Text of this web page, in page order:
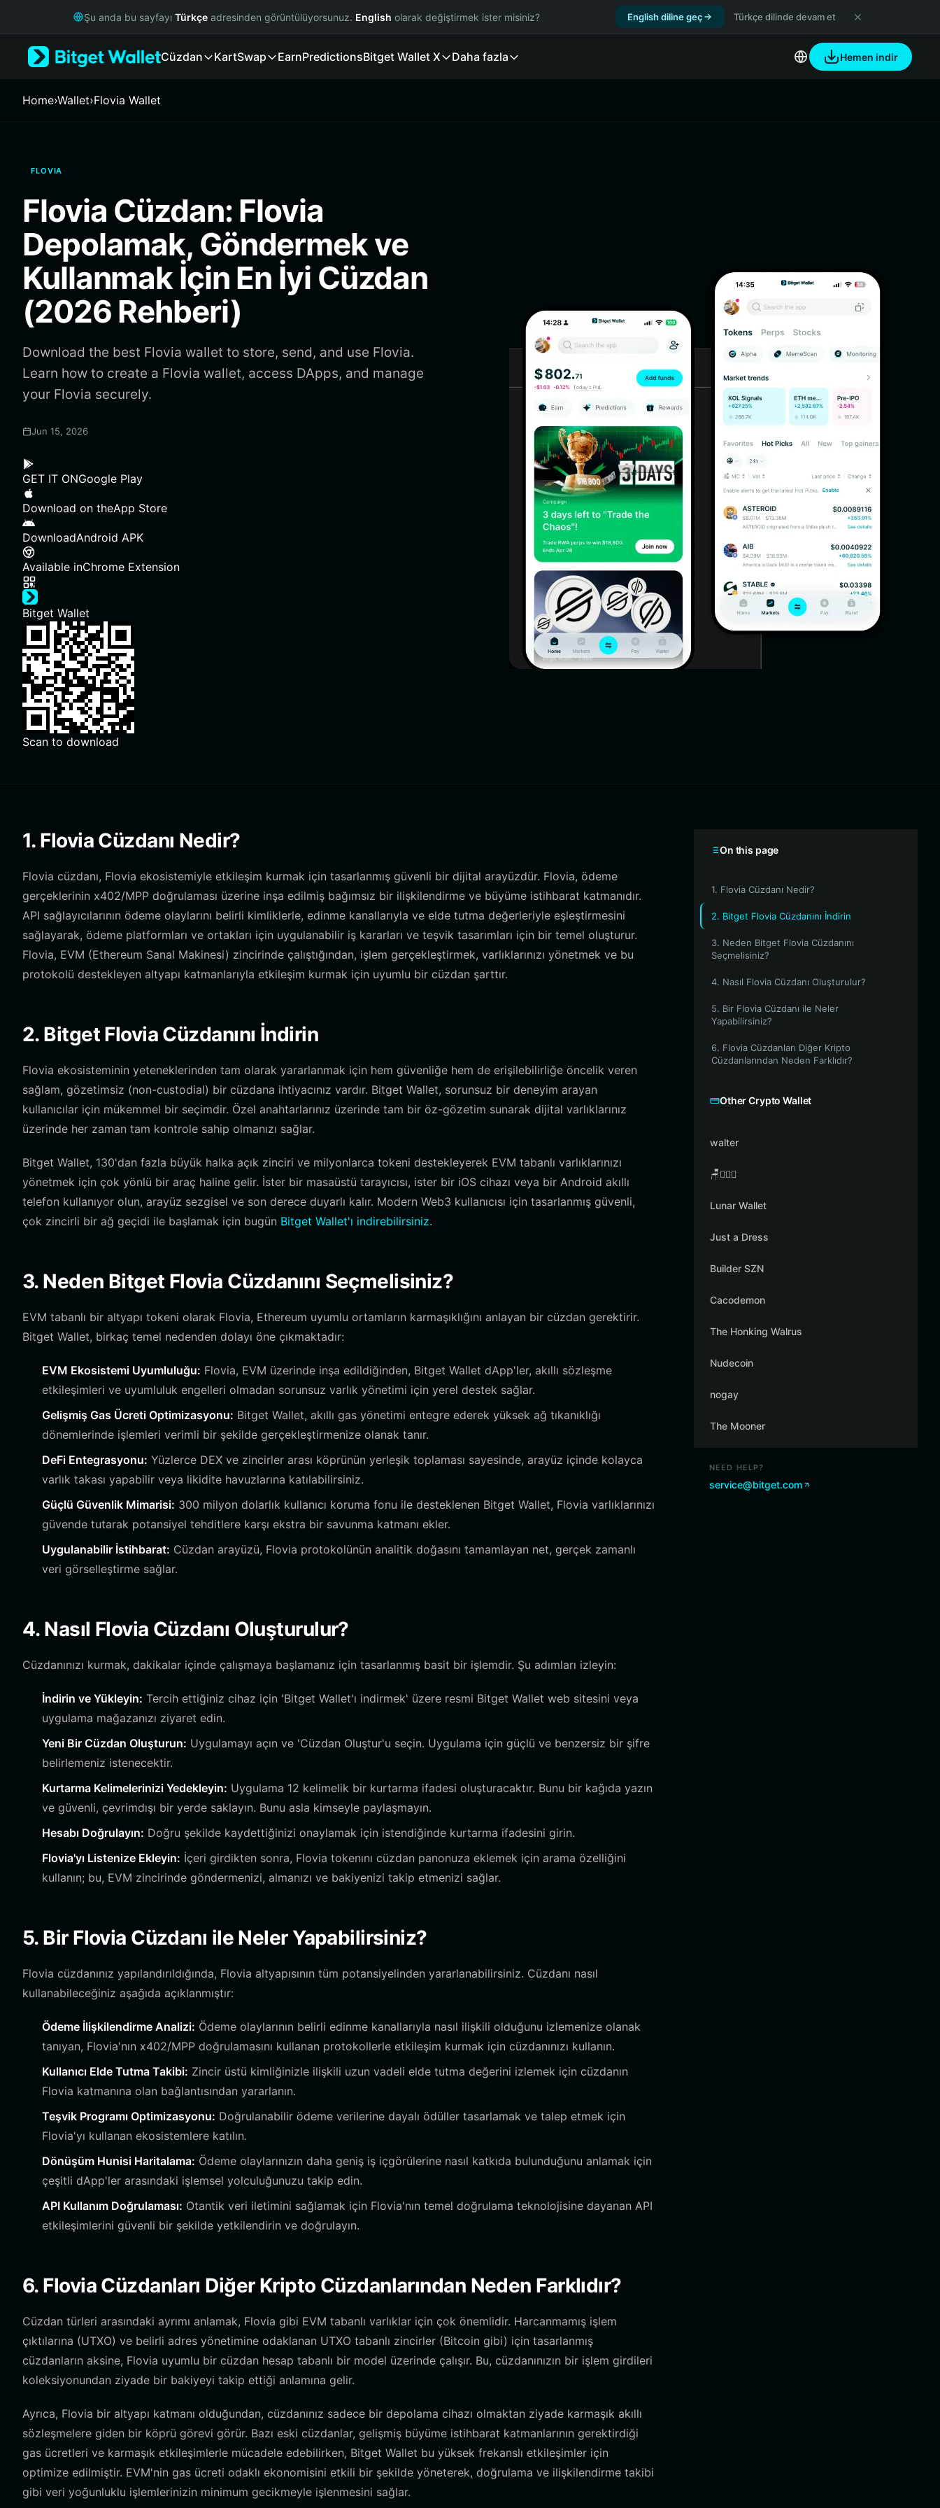
Русский
Italiano
繁體中文
Bahasa Indonesia
ภาษาไทย
Español
Português (Brasil)
Español (Argentina)
Şu anda bu sayfayı Türkçe adresinden görüntülüyorsunuz. English olarak değiştirmek ister misiniz? English diline geç Türkçe dilinde devam et
Cüzdan KartSwap EarnPredictionsBitget Wallet X Daha fazla Hemen indir
Home›Wallet›Flovia Wallet
FLOVIA
Flovia Cüzdan: Flovia
Depolamak, Göndermek ve
Kullanmak İçin En İyi Cüzdan
(2026 Rehberi)
Download the best Flovia wallet to store, send, and use Flovia.
Learn how to create a Flovia wallet, access DApps, and manage
your Flovia securely.
Jun 15, 2026
GET IT ONGoogle Play
Download on theApp Store
DownloadAndroid APK
Available inChrome Extension
Bitget Wallet
Scan to download
1. Flovia Cüzdanı Nedir?
Flovia cüzdanı, Flovia ekosistemiyle etkileşim kurmak için tasarlanmış güvenli bir dijital arayüzdür. Flovia, ödeme
gerçeklerinin x402/MPP doğrulaması üzerine inşa edilmiş bağımsız bir ilişkilendirme ve büyüme istihbarat katmanıdır.
API sağlayıcılarının ödeme olaylarını belirli kimliklerle, edinme kanallarıyla ve elde tutma değerleriyle eşleştirmesini
sağlayarak, ödeme platformları ve ortakları için uygulanabilir iş kararları ve teşvik tasarımları için bir temel oluşturur.
Flovia, EVM (Ethereum Sanal Makinesi) zincirinde çalıştığından, işlem gerçekleştirmek, varlıklarınızı yönetmek ve bu
protokolü destekleyen altyapı katmanlarıyla etkileşim kurmak için uyumlu bir cüzdan şarttır.
2. Bitget Flovia Cüzdanını İndirin
Flovia ekosisteminin yeteneklerinden tam olarak yararlanmak için hem güvenliğe hem de erişilebilirliğe öncelik veren
sağlam, gözetimsiz (non-custodial) bir cüzdana ihtiyacınız vardır. Bitget Wallet, sorunsuz bir deneyim arayan
kullanıcılar için mükemmel bir seçimdir. Özel anahtarlarınız üzerinde tam bir öz-gözetim sunarak dijital varlıklarınız
üzerinde her zaman tam kontrole sahip olmanızı sağlar.
Bitget Wallet, 130'dan fazla büyük halka açık zinciri ve milyonlarca tokeni destekleyerek EVM tabanlı varlıklarınızı
yönetmek için çok yönlü bir araç haline gelir. İster bir masaüstü tarayıcısı, ister bir iOS cihazı veya bir Android akıllı
telefon kullanıyor olun, arayüz sezgisel ve son derece duyarlı kalır. Modern Web3 kullanıcısı için tasarlanmış güvenli,
çok zincirli bir ağ geçidi ile başlamak için bugün Bitget Wallet'ı indirebilirsiniz.
3. Neden Bitget Flovia Cüzdanını Seçmelisiniz?
EVM tabanlı bir altyapı tokeni olarak Flovia, Ethereum uyumlu ortamların karmaşıklığını anlayan bir cüzdan gerektirir.
Bitget Wallet, birkaç temel nedenden dolayı öne çıkmaktadır:
EVM Ekosistemi Uyumluluğu: Flovia, EVM üzerinde inşa edildiğinden, Bitget Wallet dApp'ler, akıllı sözleşme
etkileşimleri ve uyumluluk engelleri olmadan sorunsuz varlık yönetimi için yerel destek sağlar.
Gelişmiş Gas Ücreti Optimizasyonu: Bitget Wallet, akıllı gas yönetimi entegre ederek yüksek ağ tıkanıklığı
dönemlerinde işlemleri verimli bir şekilde gerçekleştirmenize olanak tanır.
DeFi Entegrasyonu: Yüzlerce DEX ve zincirler arası köprünün yerleşik toplaması sayesinde, arayüz içinde kolayca
varlık takası yapabilir veya likidite havuzlarına katılabilirsiniz.
Güçlü Güvenlik Mimarisi: 300 milyon dolarlık kullanıcı koruma fonu ile desteklenen Bitget Wallet, Flovia varlıklarınızı
güvende tutarak potansiyel tehditlere karşı ekstra bir savunma katmanı ekler.
Uygulanabilir İstihbarat: Cüzdan arayüzü, Flovia protokolünün analitik doğasını tamamlayan net, gerçek zamanlı
veri görselleştirme sağlar.
4. Nasıl Flovia Cüzdanı Oluşturulur?
Cüzdanınızı kurmak, dakikalar içinde çalışmaya başlamanız için tasarlanmış basit bir işlemdir. Şu adımları izleyin:
İndirin ve Yükleyin: Tercih ettiğiniz cihaz için 'Bitget Wallet'ı indirmek' üzere resmi Bitget Wallet web sitesini veya
uygulama mağazanızı ziyaret edin.
Yeni Bir Cüzdan Oluşturun: Uygulamayı açın ve 'Cüzdan Oluştur'u seçin. Uygulama için güçlü ve benzersiz bir şifre
belirlemeniz istenecektir.
Kurtarma Kelimelerinizi Yedekleyin: Uygulama 12 kelimelik bir kurtarma ifadesi oluşturacaktır. Bunu bir kağıda yazın
ve güvenli, çevrimdışı bir yerde saklayın. Bunu asla kimseyle paylaşmayın.
Hesabı Doğrulayın: Doğru şekilde kaydettiğinizi onaylamak için istendiğinde kurtarma ifadesini girin.
Flovia'yı Listenize Ekleyin: İçeri girdikten sonra, Flovia tokenını cüzdan panonuza eklemek için arama özelliğini
kullanın; bu, EVM zincirinde göndermenizi, almanızı ve bakiyenizi takip etmenizi sağlar.
5. Bir Flovia Cüzdanı ile Neler Yapabilirsiniz?
Flovia cüzdanınız yapılandırıldığında, Flovia altyapısının tüm potansiyelinden yararlanabilirsiniz. Cüzdanı nasıl
kullanabileceğiniz aşağıda açıklanmıştır:
Ödeme İlişkilendirme Analizi: Ödeme olaylarının belirli edinme kanallarıyla nasıl ilişkili olduğunu izlemenize olanak
tanıyan, Flovia'nın x402/MPP doğrulamasını kullanan protokollerle etkileşim kurmak için cüzdanınızı kullanın.
Kullanıcı Elde Tutma Takibi: Zincir üstü kimliğinizle ilişkili uzun vadeli elde tutma değerini izlemek için cüzdanın
Flovia katmanına olan bağlantısından yararlanın.
Teşvik Programı Optimizasyonu: Doğrulanabilir ödeme verilerine dayalı ödüller tasarlamak ve talep etmek için
Flovia'yı kullanan ekosistemlere katılın.
Dönüşüm Hunisi Haritalama: Ödeme olaylarınızın daha geniş iş içgörülerine nasıl katkıda bulunduğunu anlamak için
çeşitli dApp'ler arasındaki işlemsel yolculuğunuzu takip edin.
API Kullanım Doğrulaması: Otantik veri iletimini sağlamak için Flovia'nın temel doğrulama teknolojisine dayanan API
etkileşimlerini güvenli bir şekilde yetkilendirin ve doğrulayın.
6. Flovia Cüzdanları Diğer Kripto Cüzdanlarından Neden Farklıdır?
Cüzdan türleri arasındaki ayrımı anlamak, Flovia gibi EVM tabanlı varlıklar için çok önemlidir. Harcanmamış işlem
çıktılarına (UTXO) ve belirli adres yönetimine odaklanan UTXO tabanlı zincirler (Bitcoin gibi) için tasarlanmış
cüzdanların aksine, Flovia uyumlu bir cüzdan hesap tabanlı bir model üzerinde çalışır. Bu, cüzdanınızın bir işlem girdileri
koleksiyonundan ziyade bir bakiyeyi takip ettiği anlamına gelir.
Ayrıca, Flovia bir altyapı katmanı olduğundan, cüzdanınız sadece bir depolama cihazı olmaktan ziyade karmaşık akıllı
sözleşmelere giden bir köprü görevi görür. Bazı eski cüzdanlar, gelişmiş büyüme istihbarat katmanlarının gerektirdiği
gas ücretleri ve karmaşık etkileşimlerle mücadele edebilirken, Bitget Wallet bu yüksek frekanslı etkileşimler için
optimize edilmiştir. EVM'nin gas ücreti odaklı ekonomisini etkili bir şekilde yöneterek, doğrulama ve ilişkilendirme takibi
gibi veri yoğunluklu işlemlerinizin minimum gecikmeyle işlenmesini sağlar.
On this page
1. Flovia Cüzdanı Nedir?
2. Bitget Flovia Cüzdanını İndirin
3. Neden Bitget Flovia Cüzdanını
Seçmelisiniz?
4. Nasıl Flovia Cüzdanı Oluşturulur?
5. Bir Flovia Cüzdanı ile Neler
Yapabilirsiniz?
6. Flovia Cüzdanları Diğer Kripto
Cüzdanlarından Neden Farklıdır?
Other Crypto Wallet
walter
🪑👳🏾‍♂️
Lunar Wallet
Just a Dress
Builder SZN
Cacodemon
The Honking Walrus
Nudecoin
nogay
The Mooner
NEED HELP?
service@bitget.com